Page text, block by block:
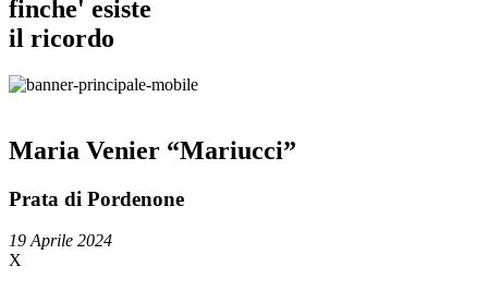
finche' esiste
il ricordo
Maria Venier “Mariucci”
Prata di Pordenone
19 Aprile 2024
X